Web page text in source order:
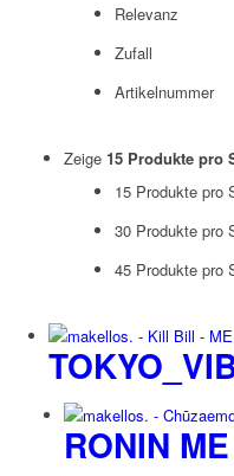
Relevanz
Zufall
Artikelnummer
Zeige 15 Produkte pro
15 Produkte pro
30 Produkte pro
45 Produkte pro
RONIN